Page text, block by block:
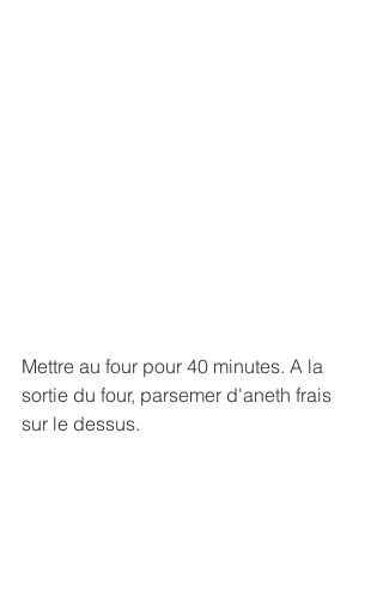
Mettre au four pour 40 minutes. A la
sortie du four, parsemer d'aneth frais
sur le dessus.